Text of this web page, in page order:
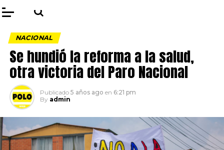
NACIONAL
Se hundió la reforma a la salud,
otra victoria del Paro Nacional
Publicado 5 años ago en 6:21 pm
By admin